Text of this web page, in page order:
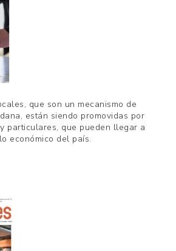
que son un mecanismo de
están siendo promovidas por
particulares, que pueden llegar a
económico del país.